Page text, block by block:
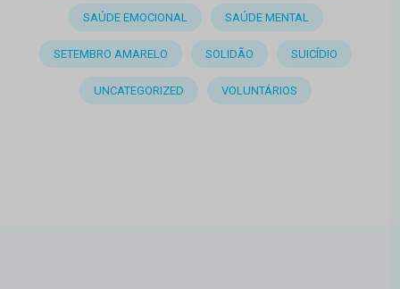
SAÚDE EMOCIONAL SAÚDE MENTAL
SETEMBRO AMARELO SOLIDÃO SUICÍDIO
UNCATEGORIZED VOLUNTÁRIOS